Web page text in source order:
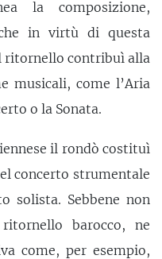
la composizione,
in virtù di questa
ritornello contribuì alla
musicali, come l’Aria
o la Sonata.
il rondò costituì
concerto strumentale
solista. Sebbene non
barocco, ne
come, per esempio,